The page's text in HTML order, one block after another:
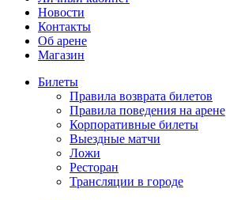
Новости
Контакты
Об арене
Магазин
Билеты
Правила возврата билетов
Правила поведения на арене
Корпоративные билеты
Выездные матчи
Ложи
Ресторан
Трансляции в городе